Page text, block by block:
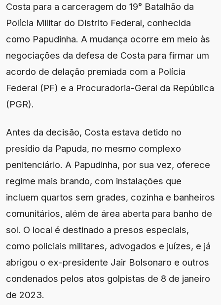
Costa para a carceragem do 19° Batalhão da
Polícia Militar do Distrito Federal, conhecida
como Papudinha. A mudança ocorre em meio às
negociações da defesa de Costa para firmar um
acordo de delação premiada com a Polícia
Federal (PF) e a Procuradoria-Geral da República
(PGR).
Antes da decisão, Costa estava detido no
presídio da Papuda, no mesmo complexo
penitenciário. A Papudinha, por sua vez, oferece
regime mais brando, com instalações que
incluem quartos sem grades, cozinha e banheiros
comunitários, além de área aberta para banho de
sol. O local é destinado a presos especiais,
como policiais militares, advogados e juízes, e já
abrigou o ex-presidente Jair Bolsonaro e outros
condenados pelos atos golpistas de 8 de janeiro
de 2023.